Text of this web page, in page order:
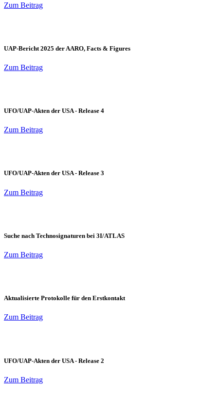
Zum Beitrag
UAP-Bericht 2025 der AARO, Facts & Figures
Zum Beitrag
UFO/UAP-Akten der USA - Release 4
Zum Beitrag
UFO/UAP-Akten der USA - Release 3
Zum Beitrag
Suche nach Technosignaturen bei 3I/ATLAS
Zum Beitrag
Aktualisierte Protokolle für den Erstkontakt
Zum Beitrag
UFO/UAP-Akten der USA - Release 2
Zum Beitrag